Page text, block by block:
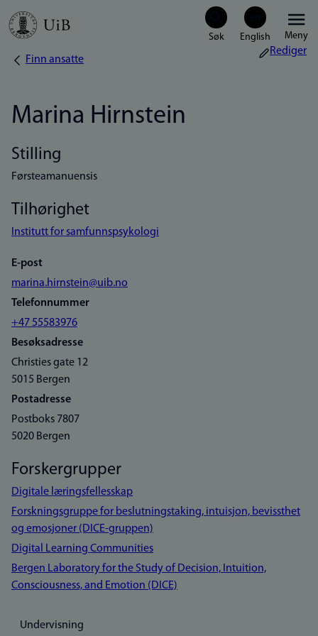
Hopp
Meny
Navigasjonssti
Finn ansatte
Rediger
Marina Hirnstein
Stilling
Førsteamanuensis
Tilhørighet
Institutt for samfunnspsykologi
E-post
marina.hirnstein@uib.no
Telefonnummer
+47 55583976
Besøksadresse
Christies gate 12
5015 Bergen
Postadresse
Postboks 7807
5020 Bergen
Forskergrupper
Digitale læringsfellesskap
Forskningsgruppe for beslutningstaking, intuisjon, bevissthet
og emosjoner (DICE-gruppen)
Digital Learning Communities
Bergen Laboratory for the Study of Decision, Intuition,
Consciousness, and Emotion (DICE)
Undervisning